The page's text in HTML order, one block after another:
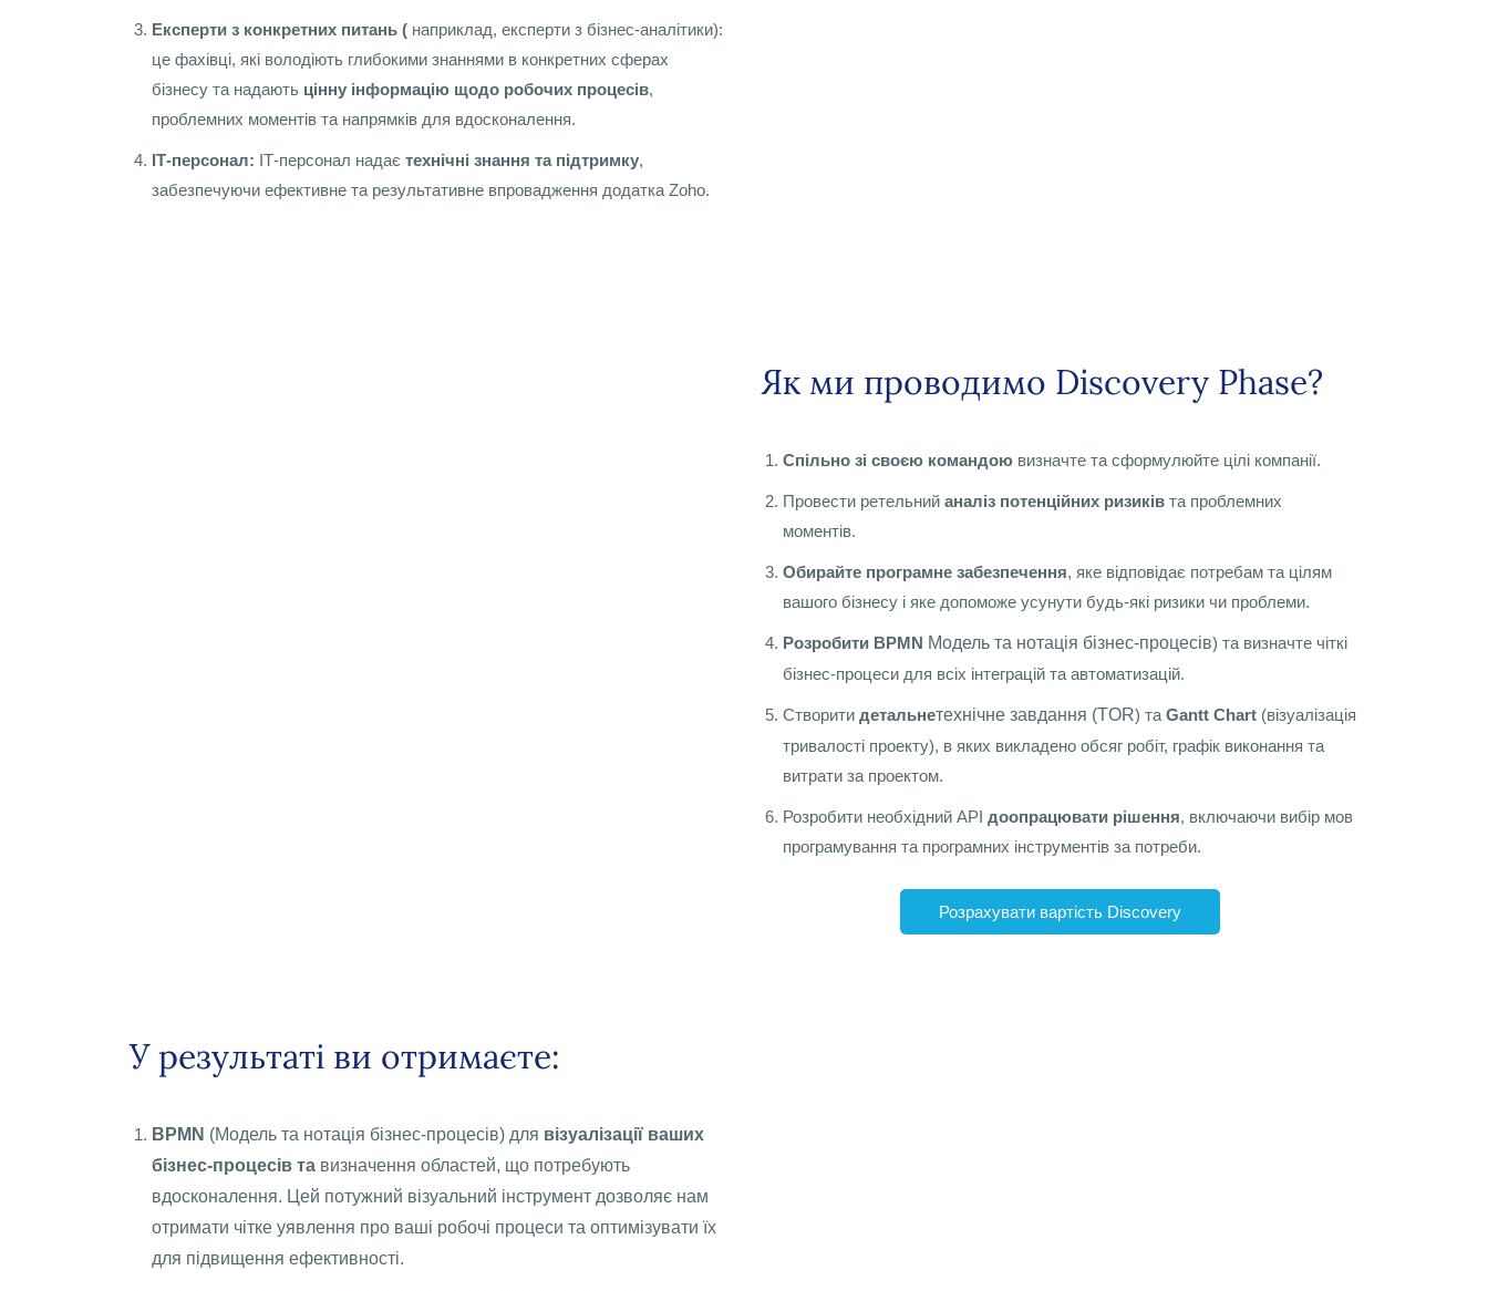
Експерти з конкретних питань ( наприклад, експерти з бізнес-аналітики):
це фахівці, які володіють глибокими знаннями в конкретних сферах
бізнесу та надають цінну інформацію щодо робочих процесів,
проблемних моментів та напрямків для вдосконалення.
ІТ-персонал: ІТ-персонал надає технічні знання та підтримку,
забезпечуючи ефективне та результативне впровадження додатка Zoho.
Як ми проводимо Discovery Phase?
Спільно зі своєю командою визначте та сформулюйте цілі компанії.
Провести ретельний аналіз потенційних ризиків та проблемних
моментів.
Обирайте програмне забезпечення, яке відповідає потребам та цілям
вашого бізнесу і яке допоможе усунути будь-які ризики чи проблеми.
Розробити BPMN Модель та нотація бізнес-процесів) та визначте чіткі
бізнес-процеси для всіх інтеграцій та автоматизацій.
Створити детальнетехнічне завдання (TOR) та Gantt Chart (візуалізація
тривалості проекту), в яких викладено обсяг робіт, графік виконання та
витрати за проектом.
Розробити необхідний API доопрацювати рішення, включаючи вибір мов
програмування та програмних інструментів за потреби.
Розрахувати вартість Discovery
У результаті ви отримаєте:
BPMN (Модель та нотація бізнес-процесів) для візуалізації ваших
бізнес-процесів та визначення областей, що потребують
вдосконалення. Цей потужний візуальний інструмент дозволяє нам
отримати чітке уявлення про ваші робочі процеси та оптимізувати їх
для підвищення ефективності.